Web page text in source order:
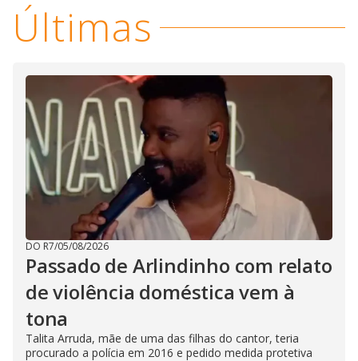
Últimas
DO R7/05/08/2026
Passado de Arlindinho com relato
de violência doméstica vem à
tona
Talita Arruda, mãe de uma das filhas do cantor, teria
procurado a polícia em 2016 e pedido medida protetiva